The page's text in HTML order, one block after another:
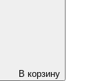
В корзину